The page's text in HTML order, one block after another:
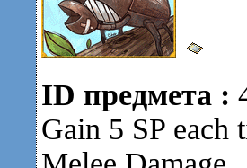
ID предмета :
Gain 5 SP each